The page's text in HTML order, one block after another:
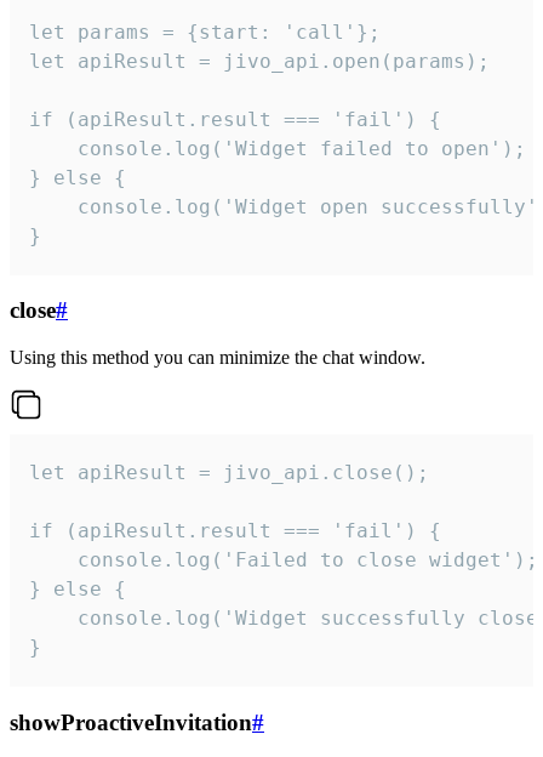
let params = {start: 'call'};
let apiResult = jivo_api.open(params);
if (apiResult.result === 'fail') {
    console.log('Widget failed to open');
} else {
console.log('Widget open
}
close#
Using this method you can minimize the chat window.
let apiResult = jivo_api.close();
if (apiResult.result === 'fail') {
    console.log('Failed to close widget');
} else {
console.log('Widget successfully
}
showProactiveInvitation#